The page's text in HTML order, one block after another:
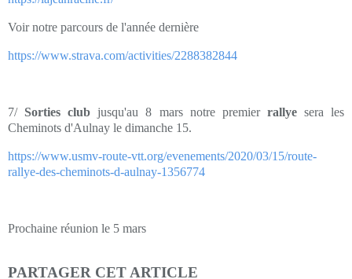
Voir notre parcours de l'année dernière
https://www.strava.com/activities/2288382844
7/ Sorties club jusqu'au 8 mars notre premier rallyesera les
Cheminots d'Aulnay le dimanche 15.
https://www.usmv-route-vtt.org/evenements/2020/03/15/route-
rallye-des-cheminots-d-aulnay-1356774
Prochaine réunion le 5 mars
PARTAGER CET ARTICLE